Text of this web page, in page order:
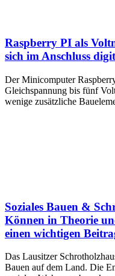
Raspberry PI als
sich im Anschluss
Der Minicomputer
Gleichspannung bis fünf
wenige zusätzliche
Soziales Bauen &
Können in Theorie
einen wichtigen
Das Lausitzer
Bauen auf dem Land. Die